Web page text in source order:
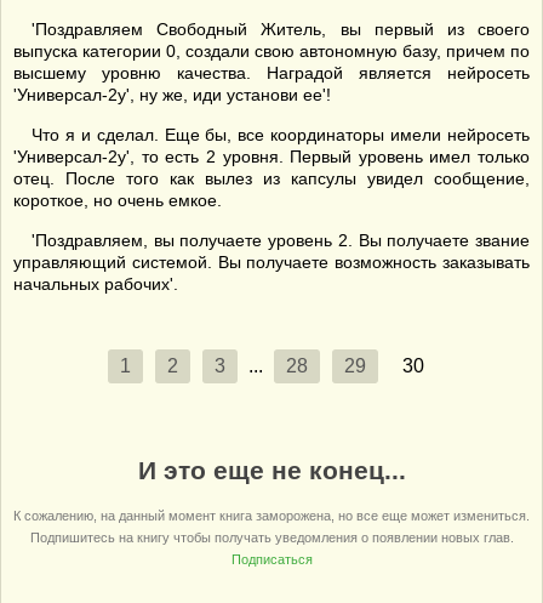
'Поздравляем Свободный Житель, вы первый из своего
выпуска категории 0, создали свою автономную базу, причем по
высшему уровню качества. Наградой является нейросеть
'Универсал-2у', ну же, иди установи ее'!
Что я и сделал. Еще бы, все координаторы имели нейросеть
'Универсал-2у', то есть 2 уровня. Первый уровень имел только
отец. После того как вылез из капсулы увидел сообщение,
короткое, но очень емкое.
'Поздравляем, вы получаете уровень 2. Вы получаете звание
управляющий системой. Вы получаете возможность заказывать
начальных рабочих'.
1 2 3 ... 28 29 30
И это еще не конец...
К сожалению, на данный момент книга заморожена, но все еще может измениться.
Подпишитесь на книгу чтобы получать уведомления о появлении новых глав.
Подписаться